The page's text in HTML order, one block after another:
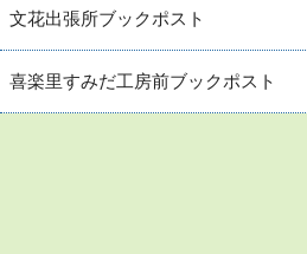
文花出張所ブックポスト
喜楽里すみだ工房前ブックポスト